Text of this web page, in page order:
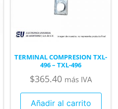
TERMINAL COMPRESION TXL-
496 – TXL-496
$365.40 más IVA
Añadir al carrito